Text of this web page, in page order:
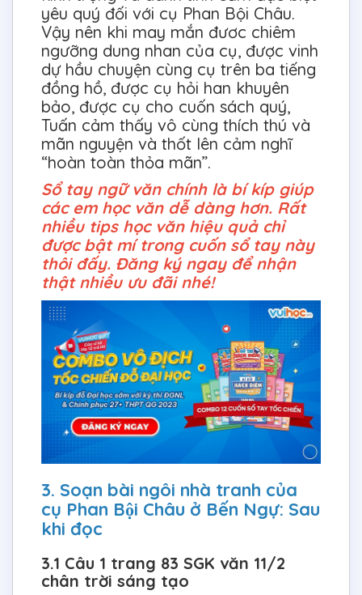
yêu quý đối với cụ Phan Bội Châu.
Vậy nên khi may mắn đươc chiêm
ngưỡng dung nhan của cụ, được vinh
dự hầu chuyện cùng cụ trên ba tiếng
đồng hồ, được cụ hỏi han khuyên
bảo, được cụ cho cuốn sách quý,
Tuấn cảm thấy vô cùng thích thú và
mãn nguyện và thốt lên cảm nghĩ
“hoàn toàn thỏa mãn”.
Sổ tay ngữ văn chính là bí kíp giúp
các em học văn dễ dàng hơn. Rất
nhiều tips học văn hiệu quả chỉ
được bật mí trong cuốn sổ tay này
thôi đấy. Đăng ký ngay để nhận
thật nhiều ưu đãi nhé!
3. Soạn bài ngôi nhà tranh của
cụ Phan Bội Châu ở Bến Ngự: Sau
khi đọc
3.1 Câu 1 trang 83 SGK văn 11/2
chân trời sáng tạo